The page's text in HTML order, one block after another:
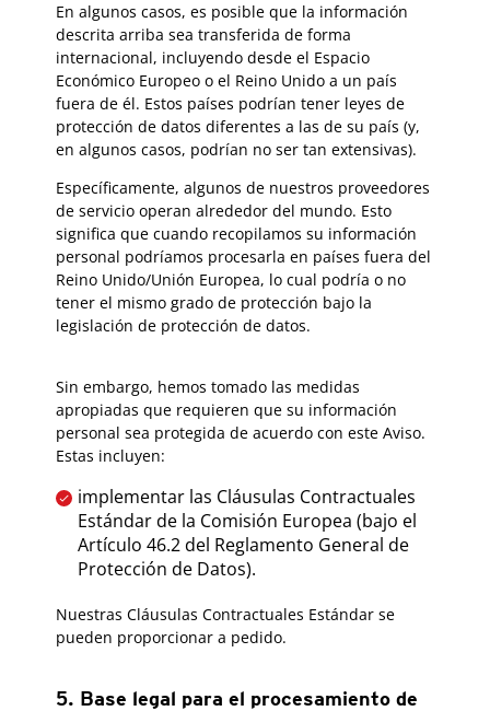
En algunos casos, es posible que la información
descrita arriba sea transferida de forma
internacional, incluyendo desde el Espacio
Económico Europeo o el Reino Unido a un país
fuera de él. Estos países podrían tener leyes de
protección de datos diferentes a las de su país (y,
en algunos casos, podrían no ser tan extensivas).
Específicamente, algunos de nuestros proveedores
de servicio operan alrededor del mundo. Esto
significa que cuando recopilamos su información
personal podríamos procesarla en países fuera del
Reino Unido/Unión Europea, lo cual podría o no
tener el mismo grado de protección bajo la
legislación de protección de datos.
Sin embargo, hemos tomado las medidas
apropiadas que requieren que su información
personal sea protegida de acuerdo con este Aviso.
Estas incluyen:
implementar las Cláusulas Contractuales
Estándar de la Comisión Europea (bajo el
Artículo 46.2 del Reglamento General de
Protección de Datos).
Nuestras Cláusulas Contractuales Estándar se
pueden proporcionar a pedido.
5. Base legal para el procesamiento de